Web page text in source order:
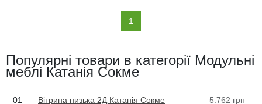
1
Популярні товари в категорії Модульні
меблі Катанія Сокме
01 Вітрина низька 2Д Катанія Сокме 5.762 грн